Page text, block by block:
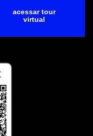
acessar tour
virtual